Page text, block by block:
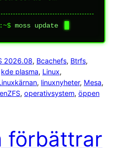
moss update
2026.08, Bcachefs, Btrfs
kde plasma, Linux
, linuxnyheter, Mesa
, operativsystem, öppen
förbättrar